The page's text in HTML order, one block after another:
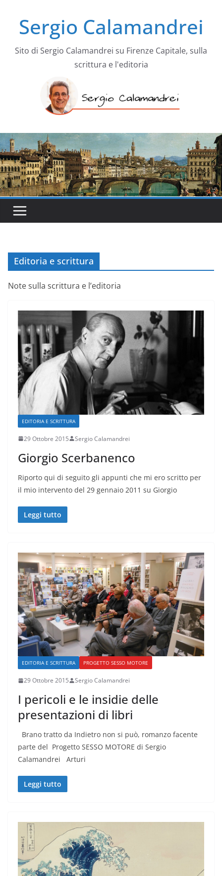
contenutoSergio Calamandrei
Sito di Sergio Calamandrei su Firenze Capitale, sulla
scrittura e l'editoria
Editoria e scrittura
Note sulla scrittura e l’editoria
EDITORIA E SCRITTURA
29 Ottobre 2015 Sergio Calamandrei
Giorgio Scerbanenco
Riporto qui di seguito gli appunti che mi ero scritto per
il mio intervento del 29 gennaio 2011 su Giorgio
Leggi tutto
EDITORIA E SCRITTURA PROGETTO SESSO MOTORE
29 Ottobre 2015 Sergio Calamandrei
I pericoli e le insidie delle
presentazioni di libri
Brano tratto da Indietro non si può, romanzo facente
parte del Progetto SESSO MOTORE di Sergio
Calamandrei Arturi
Leggi tutto